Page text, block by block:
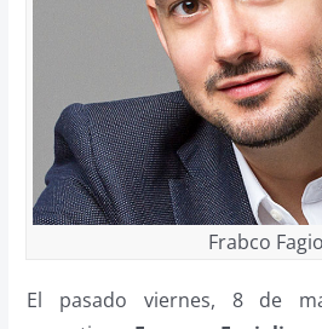
Frabco
El pasado viernes, 8 de